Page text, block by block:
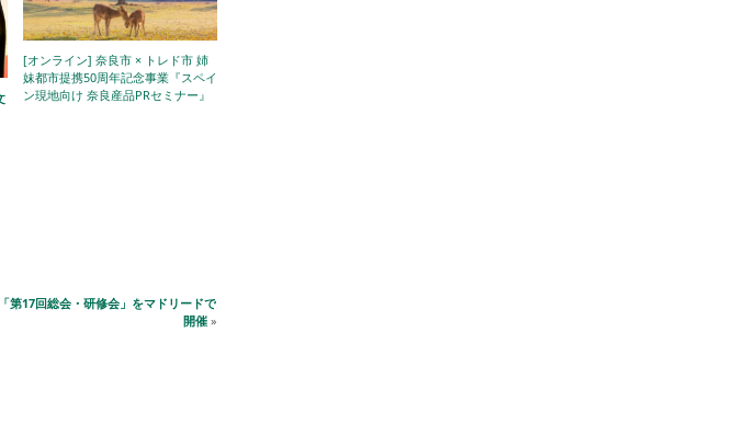
[オンライン] 奈良市 × トレド市 姉
妹都市提携50周年記念事業『スペイ
ン現地向け 奈良産品PRセミナー』
第17回総会・研修会」をマドリードで
開催»